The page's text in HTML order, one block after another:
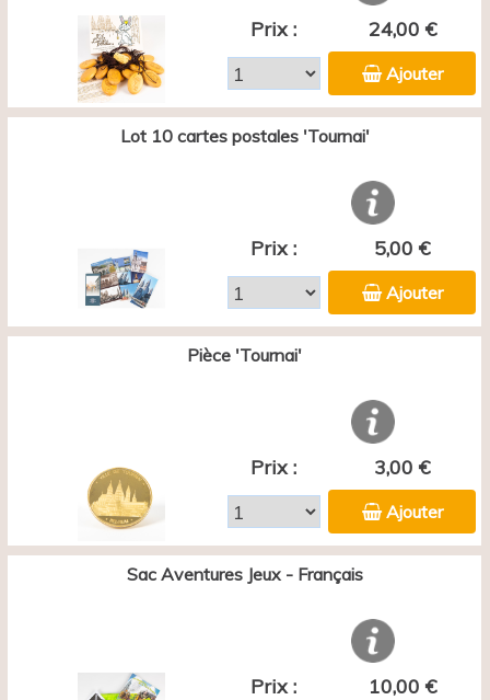
Prix : 24,00 €
Ajouter
Lot 10 cartes postales 'Tournai'
Prix : 5,00 €
Ajouter
Pièce 'Tournai'
Prix : 3,00 €
Ajouter
Sac Aventures Jeux - Français
Prix : 10,00 €